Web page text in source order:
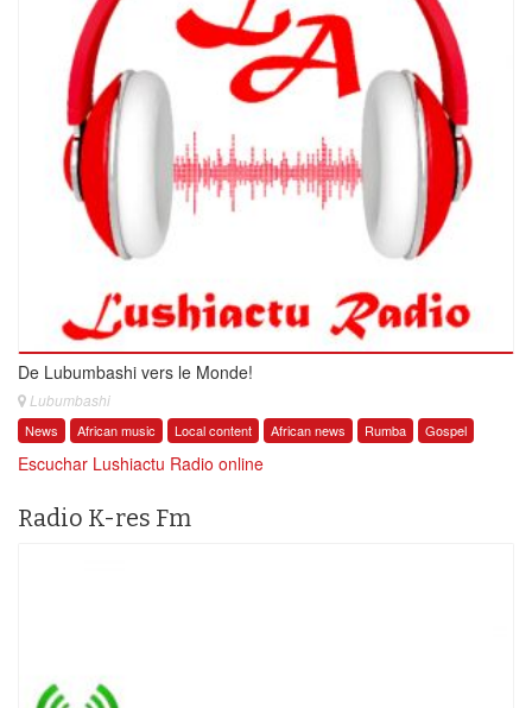
De Lubumbashi vers le Monde!
Lubumbashi
News African music Local content African news Rumba Gospel
Escuchar Lushiactu Radio online
Radio K-res Fm